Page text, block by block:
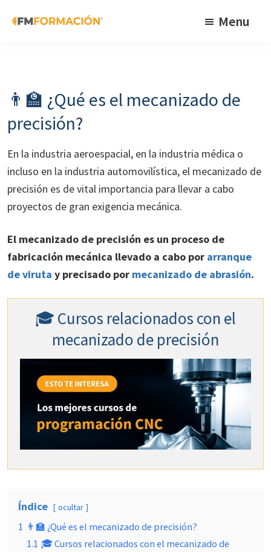
mecánica
Menu
👨‍🏫 ¿Qué es el mecanizado de
precisión?
En la industria aeroespacial, en la industria médica o
incluso en la industria automovilística, el mecanizado de
precisión es de vital importancia para llevar a cabo
proyectos de gran exigencia mecánica.
El mecanizado de precisión es un proceso de
fabricación mecánica llevado a cabo por arranque
de viruta y precisado por mecanizado de abrasión.
🎓 Cursos relacionados con el
mecanizado de precisión
Índice ocultar
1 👨‍🏫 ¿Qué es el mecanizado de precisión?
1.1 🎓 Cursos relacionados con el mecanizado de